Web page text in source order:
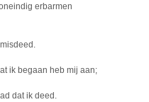
erbarmen
ik begaan heb mij aan;
dat ik deed.